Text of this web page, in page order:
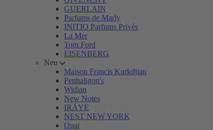
GUERLAIN
Parfums de Marly
INITIO Parfums Privés
La Mer
Tom Ford
EISENBERG
Neu
Maison Francis Kurkdjian
Penhaligon's
Widian
New Notes
IRÄYE
NEST NEW YORK
Ouai